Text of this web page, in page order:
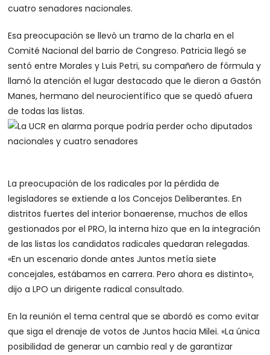
cuatro senadores nacionales.
Esa preocupación se llevó un tramo de la charla en el
Comité Nacional del barrio de Congreso. Patricia llegó se
sentó entre Morales y Luis Petri, su compañero de fórmula y
llamó la atención el lugar destacado que le dieron a Gastón
Manes, hermano del neurocientífico que se quedó afuera
de todas las listas.
La preocupación de los radicales por la pérdida de
legisladores se extiende a los Concejos Deliberantes. En
distritos fuertes del interior bonaerense, muchos de ellos
gestionados por el PRO, la interna hizo que en la integración
de las listas los candidatos radicales quedaran relegadas.
«En un escenario donde antes Juntos metía siete
concejales, estábamos en carrera. Pero ahora es distinto»,
dijo a LPO un dirigente radical consultado.
En la reunión el tema central que se abordó es como evitar
que siga el drenaje de votos de Juntos hacia Milei. «La única
posibilidad de generar un cambio real y de garantizar